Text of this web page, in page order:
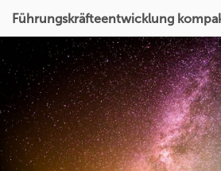
Führungskräfteentwicklung